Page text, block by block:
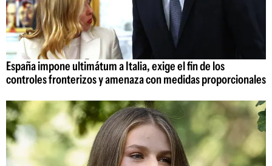
España impone ultimátum a Italia, exige el fin de los
controles fronterizos y amenaza con medidas proporcionales